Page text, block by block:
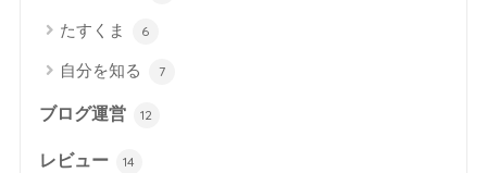
たすくま 6
自分を知る 7
ブログ運営 12
レビュー 14